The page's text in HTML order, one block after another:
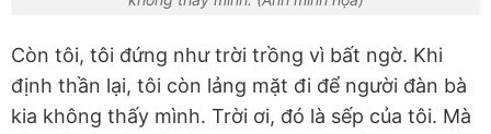
Còn tôi, tôi đứng như trời trồng vì bất ngờ. Khi
định thần lại, tôi còn lảng mặt đi để người đàn bà
kia không thấy mình. Trời ơi, đó là sếp của tôi. Mà